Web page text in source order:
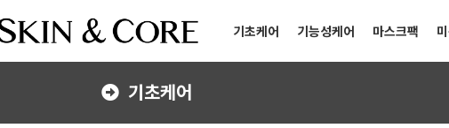
기초케어 기능성케어 마스크팩
기초케어